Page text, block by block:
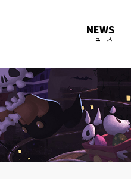
NEWS
ニュース